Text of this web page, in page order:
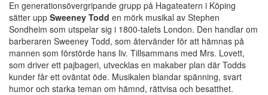
En generationsövergripande grupp på Hagateatern i Köping
sätter upp Sweeney Todd en mörk musikal av Stephen
Sondheim som utspelar sig i 1800-talets London. Den handlar om
barberaren Sweeney Todd, som återvänder för att hämnas på
mannen som förstörde hans liv. Tillsammans med Mrs. Lovett,
som driver ett pajbageri, utvecklas en makaber plan där Todds
kunder får ett oväntat öde. Musikalen blandar spänning, svart
humor och starka teman om hämnd, rättvisa och besatthet.